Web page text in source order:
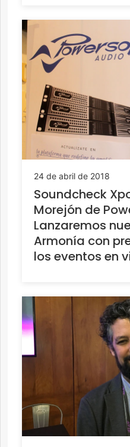
24 de abril de 2018
Soundcheck
Morejón de
Lanzaremos
Armonía con
los eventos en